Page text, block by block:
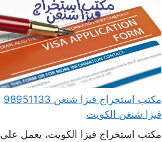
مكتب استخراج فيزا شنغن 98951133
فيزا شنغن الكويت
مكتب استخراج فيزا الكويت، يعمل على